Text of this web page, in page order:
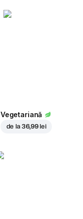
Vegetariană
de la 36,99 lei